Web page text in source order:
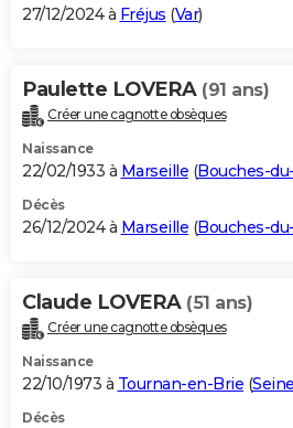
27/12/2024 à Fréjus (Var)
Paulette LOVERA (91 ans)
Créer une cagnotte obsèques
Naissance
22/02/1933 à Marseille (Bouches-
Décès
26/12/2024 à Marseille (Bouches-
Claude LOVERA (51 ans)
Créer une cagnotte obsèques
Naissance
22/10/1973 à Tournan-en-Brie (
Décès